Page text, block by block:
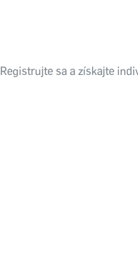
Registrujte sa a získajte